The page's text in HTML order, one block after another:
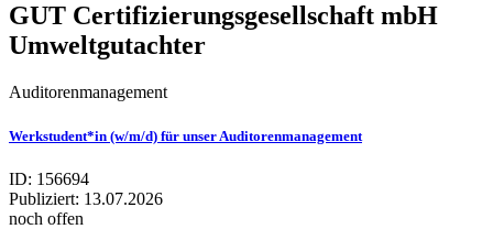
GUT Cer­ti­fi­zie­rungs­ge­sell­schaft mbH
Umwelt­gut­ach­ter
Auditorenmanagement
Werkstudent*in (w/m/d) für unser Auditorenmanagement
ID: 156694
Publiziert: 13.07.2026
noch offen